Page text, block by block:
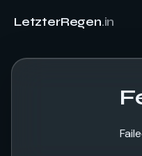
LetzterRegen.in